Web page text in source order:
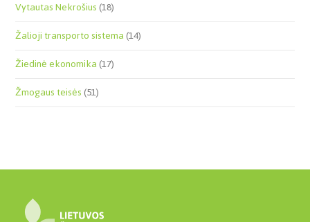
Vytautas Nekrošius(18)
Žalioji transporto sistema(14)
Žiedinė ekonomika(17)
Žmogaus teisės(51)